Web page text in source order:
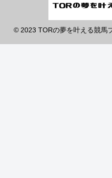
© 2023 TORの夢を叶える競馬